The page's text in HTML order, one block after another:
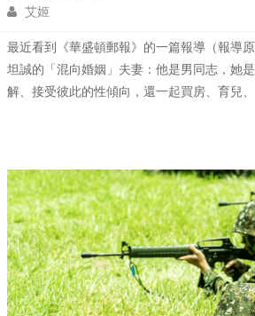
艾姬
最近看到《華盛頓郵報》的一篇報導（報導
坦誠的「混向婚姻」夫妻：他是男同志，她
解、接受彼此的性傾向，還一起買房、育兒